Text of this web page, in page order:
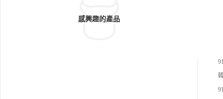
感興趣的產品